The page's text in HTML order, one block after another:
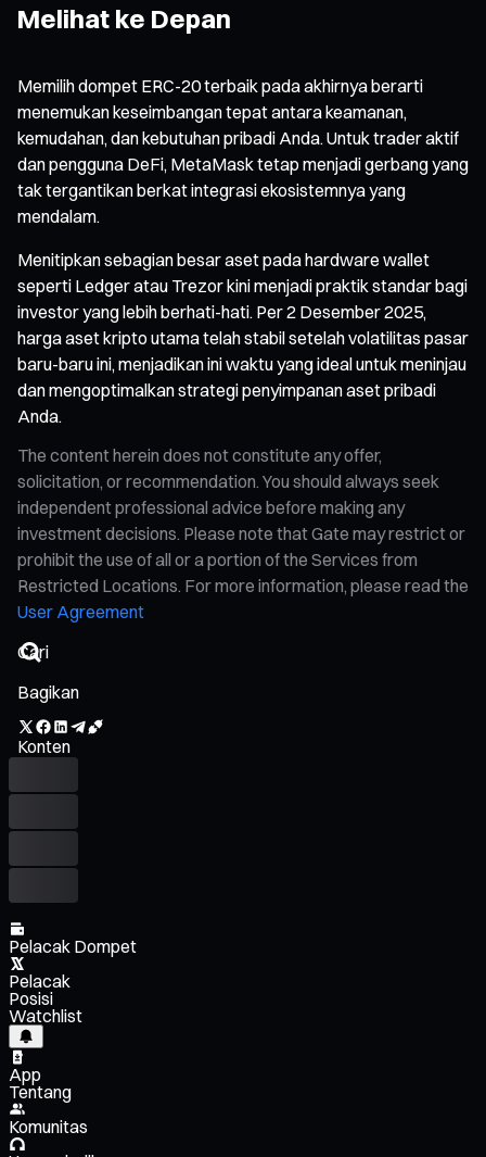
Melihat ke Depan
Memilih dompet ERC-20 terbaik pada akhirnya berarti
menemukan keseimbangan tepat antara keamanan,
kemudahan, dan kebutuhan pribadi Anda. Untuk trader aktif
dan pengguna DeFi, MetaMask tetap menjadi gerbang yang
tak tergantikan berkat integrasi ekosistemnya yang
mendalam.
Menitipkan sebagian besar aset pada hardware wallet
seperti Ledger atau Trezor kini menjadi praktik standar bagi
investor yang lebih berhati-hati. Per 2 Desember 2025,
harga aset kripto utama telah stabil setelah volatilitas pasar
baru-baru ini, menjadikan ini waktu yang ideal untuk meninjau
dan mengoptimalkan strategi penyimpanan aset pribadi
Anda.
The content herein does not constitute any offer,
solicitation, or recommendation. You should always seek
independent professional advice before making any
investment decisions. Please note that Gate may restrict or
prohibit the use of all or a portion of the Services from
Restricted Locations. For more information, please read the
User Agreement
Bagikan
Konten
Pelacak Dompet
Pelacak
Posisi
Watchlist
App
Tentang
Komunitas